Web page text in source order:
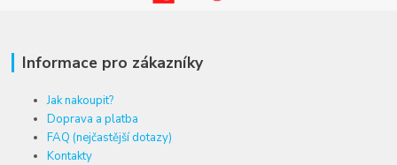
Informace pro zákazníky
Jak nakoupit?
Doprava a platba
FAQ (nejčastější dotazy)
Kontakty